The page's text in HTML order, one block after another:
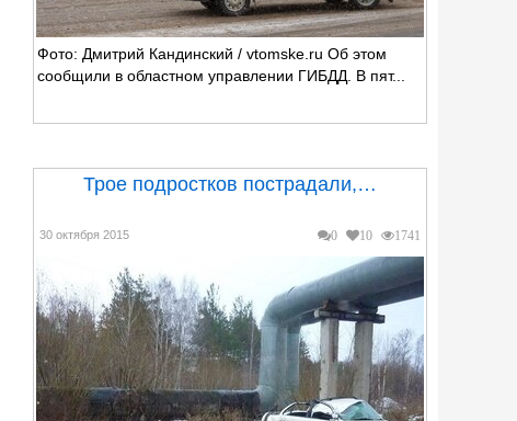
Фото: Дмитрий Кандинский / vtomske.ru Об этом
сообщили в областном управлении ГИБДД. В пят...
Трое подростков пострадали,…
0 10 1741
30 октября 2015